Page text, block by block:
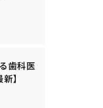
歯科医
】